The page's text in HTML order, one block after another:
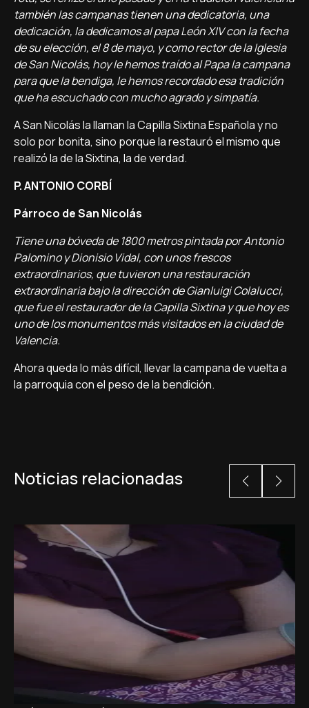
también las campanas tienen una dedicatoria, una
dedicación, la dedicamos al papa León XIV con la fecha
de su elección, el 8 de mayo, y como rector de la Iglesia
de San Nicolás, hoy le hemos traído al Papa la campana
para que la bendiga, le hemos recordado esa tradición
que ha escuchado con mucho agrado y simpatía.
A San Nicolás la llaman la Capilla Sixtina Española y no
solo por bonita, sino porque la restauró el mismo que
realizó la de la Sixtina, la de verdad.
P. ANTONIO CORBÍ
Párroco de San Nicolás
Tiene una bóveda de 1800 metros pintada por Antonio
Palomino y Dionisio Vidal, con unos frescos
extraordinarios, que tuvieron una restauración
extraordinaria bajo la dirección de Gianluigi Colalucci,
que fue el restaurador de la Capilla Sixtina y que hoy es
uno de los monumentos más visitados en la ciudad de
Valencia.
Ahora queda lo más difícil, llevar la campana de vuelta a
la parroquia con el peso de la bendición.
Noticias relacionadas